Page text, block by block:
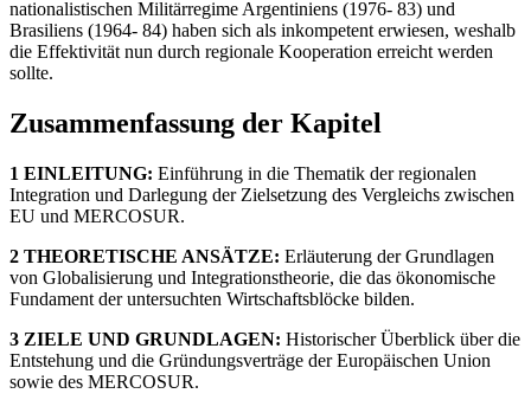
nationalistischen Militärregime Argentiniens (1976- 83) und
Brasiliens (1964- 84) haben sich als inkompetent erwiesen, weshalb
die Effektivität nun durch regionale Kooperation erreicht werden
sollte.
Zusammenfassung der Kapitel
1 EINLEITUNG: Einführung in die Thematik der regionalen
Integration und Darlegung der Zielsetzung des Vergleichs zwischen
EU und MERCOSUR.
2 THEORETISCHE ANSÄTZE: Erläuterung der Grundlagen
von Globalisierung und Integrationstheorie, die das ökonomische
Fundament der untersuchten Wirtschaftsblöcke bilden.
3 ZIELE UND GRUNDLAGEN: Historischer Überblick über die
Entstehung und die Gründungsverträge der Europäischen Union
sowie des MERCOSUR.